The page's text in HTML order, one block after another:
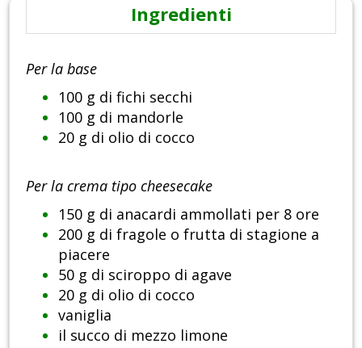
Ingredienti
Per la base
100 g di fichi secchi
100 g di mandorle
20 g di olio di cocco
Per la crema tipo cheesecake
150 g di anacardi ammollati per 8 ore
200 g di fragole o frutta di stagione a
piacere
50 g di sciroppo di agave
20 g di olio di cocco
vaniglia
il succo di mezzo limone